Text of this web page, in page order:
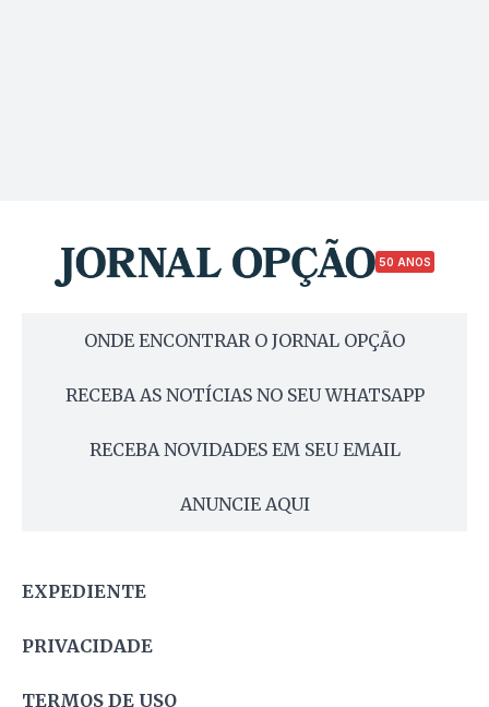
50 ANOS
ONDE ENCONTRAR O JORNAL OPÇÃO
RECEBA AS NOTÍCIAS NO SEU WHATSAPP
RECEBA NOVIDADES EM SEU EMAIL
ANUNCIE AQUI
EXPEDIENTE
PRIVACIDADE
TERMOS DE USO